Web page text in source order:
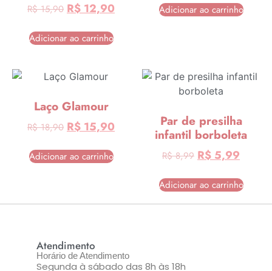
R$15,90 R$12,90
Adicionar ao carrinho
Adicionar ao carrinho
Laço Glamour
R$18,90 R$15,90
Adicionar ao carrinho
Par de presilha
infantil borboleta
R$8,99 R$5,99
Adicionar ao carrinho
Atendimento
Horário de Atendimento
Segunda à sábado das 8h às 18h